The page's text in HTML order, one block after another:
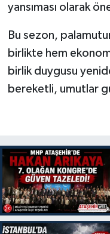
yansıması olarak
Bu sezon,
birlikte hem
birlik duygusu
bereketli, umutlar